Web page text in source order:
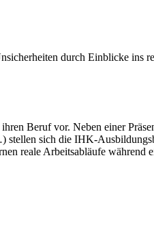
durch Einblicke ins
Beruf vor. Neben einer
sich die IHK-
reale Arbeitsabläufe während